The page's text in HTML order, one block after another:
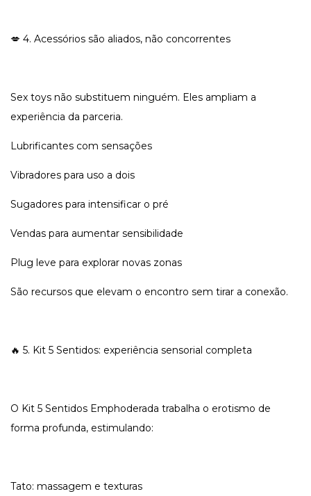
💋 4. Acessórios são aliados, não concorrentes
Sex toys não substituem ninguém. Eles ampliam a
experiência da parceria.
Lubrificantes com sensações
Vibradores para uso a dois
Sugadores para intensificar o pré
Vendas para aumentar sensibilidade
Plug leve para explorar novas zonas
São recursos que elevam o encontro sem tirar a conexão.
🔥 5. Kit 5 Sentidos: experiência sensorial completa
O Kit 5 Sentidos Emphoderada trabalha o erotismo de
forma profunda, estimulando:
Tato: massagem e texturas